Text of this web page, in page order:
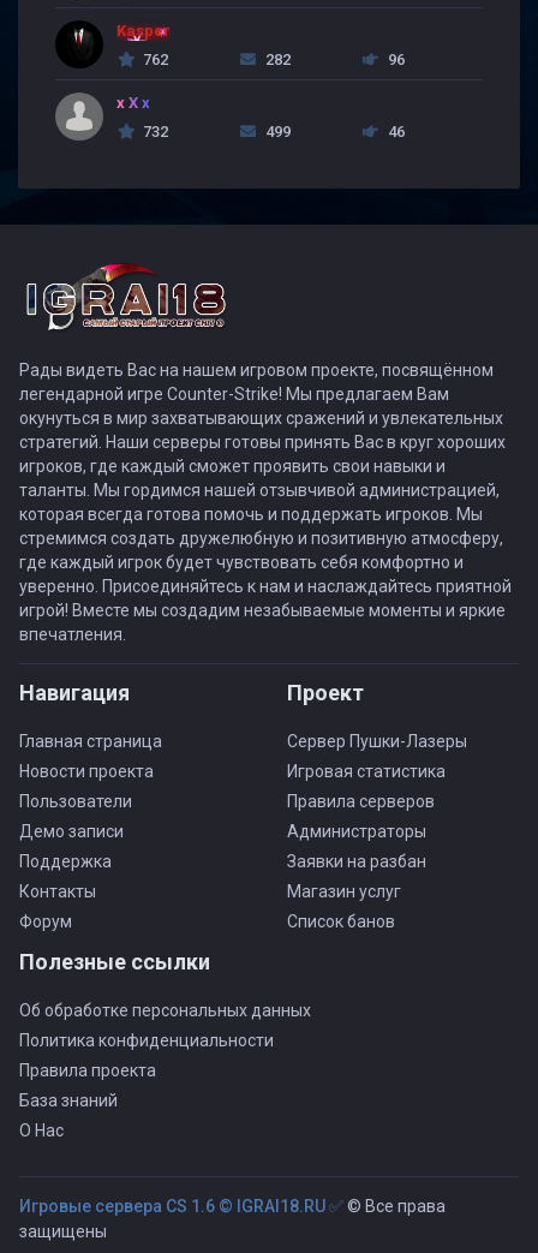
Kasper
762
282 96
x X x
732
499 46
Рады видеть Вас на нашем игровом проекте, посвящённом
легендарной игре Counter-Strike! Мы предлагаем Вам
окунуться в мир захватывающих сражений и увлекательных
стратегий. Наши серверы готовы принять Вас в круг хороших
игроков, где каждый сможет проявить свои навыки и
таланты. Мы гордимся нашей отзывчивой администрацией,
которая всегда готова помочь и поддержать игроков. Мы
стремимся создать дружелюбную и позитивную атмосферу,
где каждый игрок будет чувствовать себя комфортно и
уверенно. Присоединяйтесь к нам и наслаждайтесь приятной
игрой! Вместе мы создадим незабываемые моменты и яркие
впечатления.
Навигация
Главная страница
Новости проекта
Пользователи
Демо записи
Поддержка
Контакты
Форум
Проект
Сервер Пушки-Лазеры
Игровая статистика
Правила серверов
Администраторы
Заявки на разбан
Магазин услуг
Список банов
Полезные ссылки
Об обработке персональных данных
Политика конфиденциальности
Правила проекта
База знаний
О Нас
Игровые сервера CS 1.6 © IGRAI18.RU ✅© Все права
защищены